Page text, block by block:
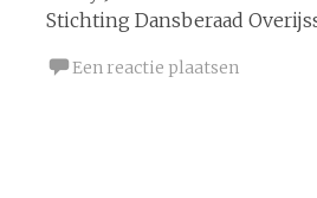
Stichting Dansberaad
Een reactie plaatsen